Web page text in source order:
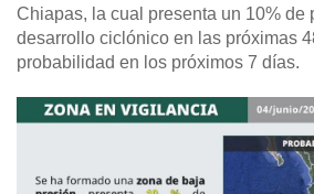
Chiapas, la cual presenta un 10% de
desarrollo ciclónico en las próximas
probabilidad en los próximos 7 días.